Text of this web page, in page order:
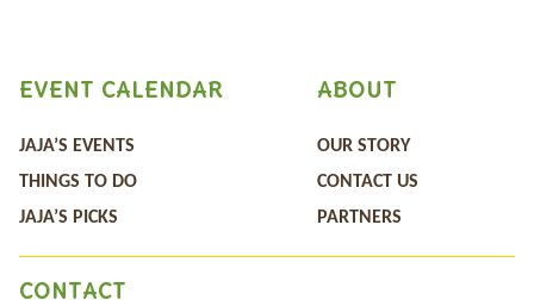
ABOUT
OUR STORY
CONTACT US
PARTNERS
EVENT CALENDAR
JAJA’S EVENTS
THINGS TO DO
JAJA’S PICKS
CONTACT